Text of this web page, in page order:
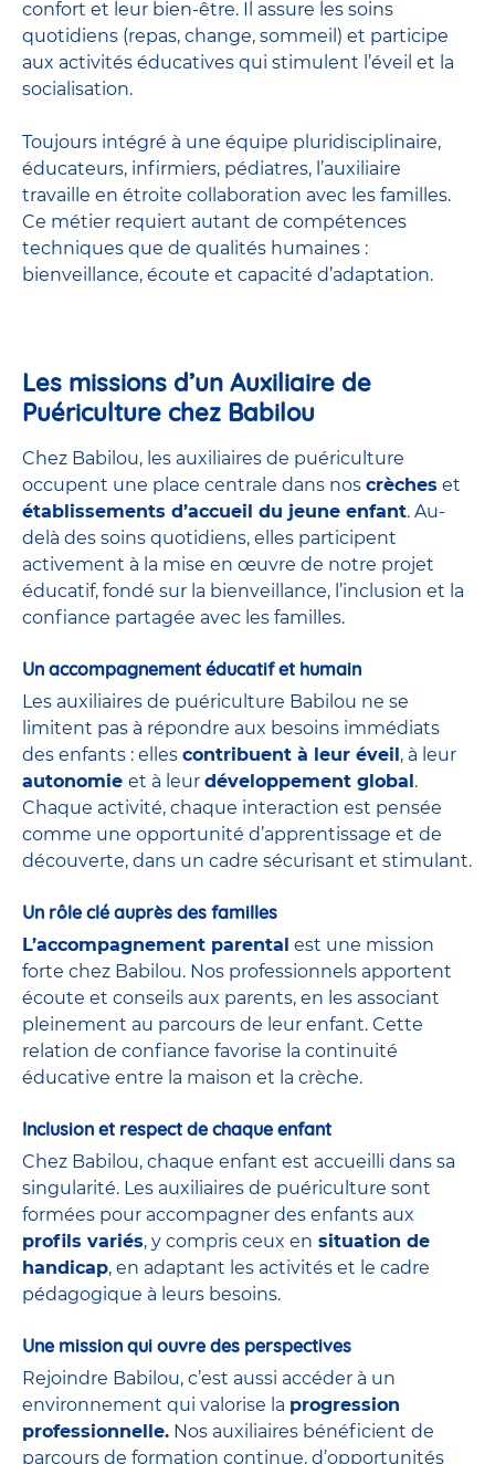
confort et leur bien-être. Il assure les soins
quotidiens (repas, change, sommeil) et participe
aux activités éducatives qui stimulent l’éveil et la
socialisation.
Toujours intégré à une équipe pluridisciplinaire,
éducateurs, infirmiers, pédiatres, l’auxiliaire
travaille en étroite collaboration avec les familles.
Ce métier requiert autant de compétences
techniques que de qualités humaines :
bienveillance, écoute et capacité d’adaptation.
Les missions d’un Auxiliaire de
Puériculture chez Babilou
Chez Babilou, les auxiliaires de puériculture
occupent une place centrale dans nos crèches et
établissements d’accueil du jeune enfant. Au-
delà des soins quotidiens, elles participent
activement à la mise en œuvre de notre projet
éducatif, fondé sur la bienveillance, l’inclusion et la
confiance partagée avec les familles.
Un accompagnement éducatif et humain
Les auxiliaires de puériculture Babilou ne se
limitent pas à répondre aux besoins immédiats
des enfants : elles contribuent à leur éveil , à leur
autonomie et à leur développement global .
Chaque activité, chaque interaction est pensée
comme une opportunité d’apprentissage et de
découverte, dans un cadre sécurisant et stimulant.
Un rôle clé auprès des familles
L’accompagnement parental est une mission
forte chez Babilou. Nos professionnels apportent
écoute et conseils aux parents, en les associant
pleinement au parcours de leur enfant. Cette
relation de confiance favorise la continuité
éducative entre la maison et la crèche.
Inclusion et respect de chaque enfant
Chez Babilou, chaque enfant est accueilli dans sa
singularité. Les auxiliaires de puériculture sont
formées pour accompagner des enfants aux
profils variés, y compris ceux en situation de
handicap, en adaptant les activités et le cadre
pédagogique à leurs besoins.
Une mission qui ouvre des perspectives
Rejoindre Babilou, c’est aussi accéder à un
environnement qui valorise la progression
professionnelle. Nos auxiliaires bénéficient de
parcours de formation continue, d’opportunités